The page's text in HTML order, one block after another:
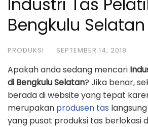
Bengkulu Selatan
PRODUKSI · SEPTEMBER 14, 2018
Apakah anda sedang mencari
di Bengkulu Selatan? Jika benar,
berada di website yang tepat
merupakan produsen tas
yang pusat produksi tas berlokasi